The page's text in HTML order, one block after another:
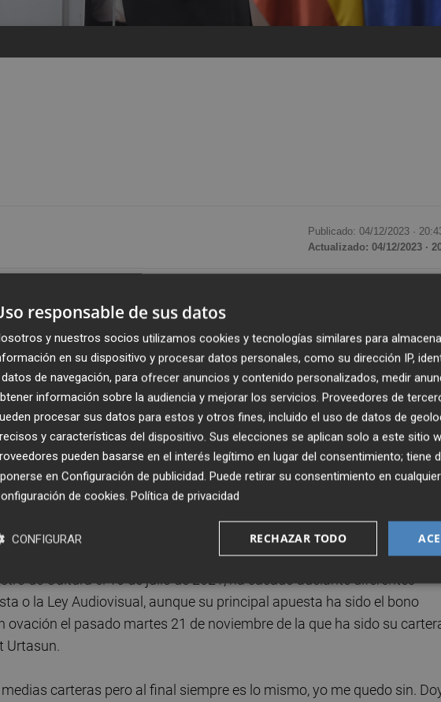
Publicado: 04/12/2023 ·
Actualizado: 04/12/2023 ·
y Deporte
Ciencia y la Cultura (Unesco), con sede en París (Francia), en
de CulturaJosé Manuel Rodríguez Uribes, que fue nombrado para
este martes tiene previsto aprobar este nombramiento, según han
gubernamentales.
precisamente también a José Manuel Rodríguez Uribes, y entró
Política Territorial en reemplazo deCarolina Darias
España era "una gran potencia cultural" y que se daban las
de Cultura el 10 de julio de 2021, ha sacado adelante diferentes
o la Ley Audiovisual, aunque su principal apuesta ha sido el bono
ovación el pasado martes 21 de noviembre de la que ha sido su
Urtasun.
carteras pero al final siempre es lo mismo, yo me quedo sin.
responsable de sus datos
y nuestros socios utilizamos cookies y tecnologías similares para
en su dispositivo y procesar datos personales, como su dirección IP,
de navegación, para ofrecer anuncios y contenido personalizados, medir
información sobre la audiencia y mejorar los servicios. Proveedores de
procesar sus datos para estos y otros fines, incluido el uso de datos de
y características del dispositivo. Sus elecciones se aplican solo a este sitio
pueden basarse en el interés legítimo en lugar del consentimiento; tiene
en Configuración de publicidad. Puede retirar su consentimiento en
de cookies. Política de privacidad
RECHAZAR TODO
CONFIGURAR